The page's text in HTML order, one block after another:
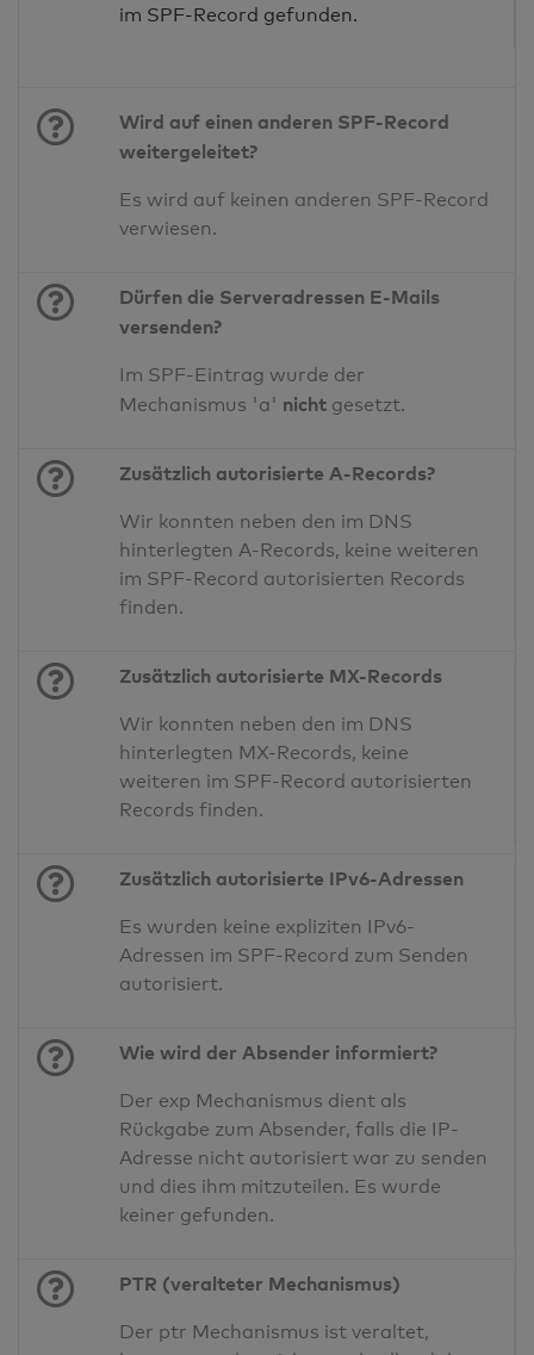
im SPF-Record gefunden.
Wird auf einen anderen SPF-Record
weitergeleitet?
Es wird auf keinen anderen SPF-Record
verwiesen.
Dürfen die Serveradressen E-Mails
versenden?
Im SPF-Eintrag wurde der
Mechanismus 'a' nicht gesetzt.
Zusätzlich autorisierte A-Records?
Wir konnten neben den im DNS
hinterlegten A-Records, keine weiteren
im SPF-Record autorisierten Records
finden.
Zusätzlich autorisierte MX-Records
Wir konnten neben den im DNS
hinterlegten MX-Records, keine
weiteren im SPF-Record autorisierten
Records finden.
Zusätzlich autorisierte IPv6-Adressen
Es wurden keine expliziten IPv6-
Adressen im SPF-Record zum Senden
autorisiert.
Wie wird der Absender informiert?
Der exp Mechanismus dient als
Rückgabe zum Absender, falls die IP-
Adresse nicht autorisiert war zu senden
und dies ihm mitzuteilen. Es wurde
keiner gefunden.
PTR (veralteter Mechanismus)
Der ptr Mechanismus ist veraltet,